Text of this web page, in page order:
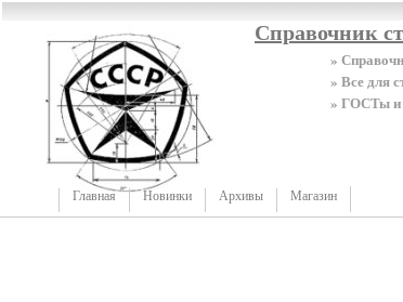
Справочник
»
» Все для
» ГОСТы
Главная Новинки Архивы Магазин